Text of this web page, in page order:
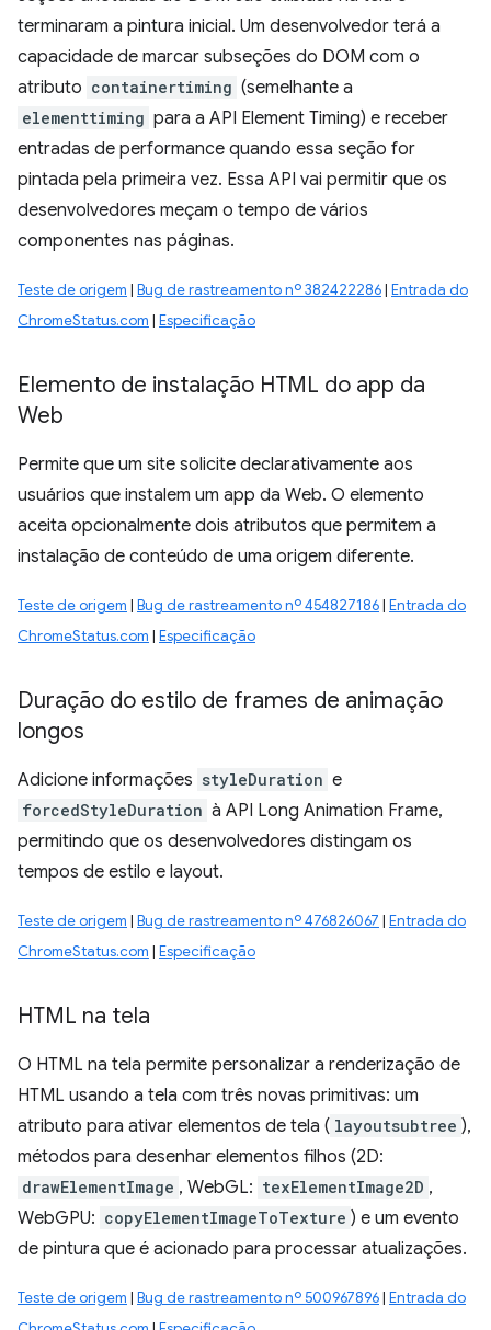
terminaram a pintura inicial. Um desenvolvedor terá a
capacidade de marcar subseções do DOM com o
atributo containertiming (semelhante a
elementtiming para a API Element Timing) e receber
entradas de performance quando essa seção for
pintada pela primeira vez. Essa API vai permitir que os
desenvolvedores meçam o tempo de vários
componentes nas páginas.
Teste de origem | Bug de rastreamento nº 382422286| Entrada do
ChromeStatus.com | Especificação
Elemento de instalação HTML do app da
Web
Permite que um site solicite declarativamente aos
usuários que instalem um app da Web. O elemento
aceita opcionalmente dois atributos que permitem a
instalação de conteúdo de uma origem diferente.
Teste de origem | Bug de rastreamento nº 454827186| Entrada do
ChromeStatus.com | Especificação
Duração do estilo de frames de animação
longos
Adicione informações styleDuration e
forcedStyleDuration à API Long Animation Frame,
permitindo que os desenvolvedores distingam os
tempos de estilo e layout.
Teste de origem | Bug de rastreamento nº 476826067 | Entrada do
ChromeStatus.com | Especificação
HTML na tela
O HTML na tela permite personalizar a renderização de
HTML usando a tela com três novas primitivas: um
atributo para ativar elementos de tela ( layoutsubtree ),
métodos para desenhar elementos filhos (2D:
drawElementImage , WebGL: texElementImage2D ,
WebGPU: copyElementImageToTexture ) e um evento
de pintura que é acionado para processar atualizações.
Teste de origem | Bug de rastreamento nº 500967896| Entrada do